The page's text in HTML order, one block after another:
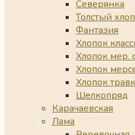
Северянка
Толстый
Фантазия
Хлопок
Хлопок мер.
Хлопок
Хлопок
Шелкопряд
Карачаевская
Лама